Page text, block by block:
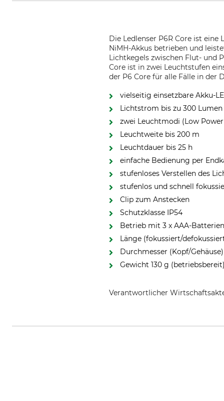
Die Ledlenser P6R Core ist
NiMH-Akkus betrieben und
Lichtkegels zwischen Flut- und
Core ist in zwei Leuchtstufen
der P6 Core für alle Fälle in der
vielseitig einsetzbare Akku-
Lichtstrom bis zu 300 Lumen
zwei Leuchtmodi (Low
Leuchtweite bis 200 m
Leuchtdauer bis 25 h
einfache Bedienung per
stufenloses Verstellen des
stufenlos und schnell
Clip zum Anstecken
Schutzklasse IP54
Betrieb mit 3 x AAA-
Länge (fokussiert/
Durchmesser (Kopf/
Gewicht 130 g
Verantwortlicher